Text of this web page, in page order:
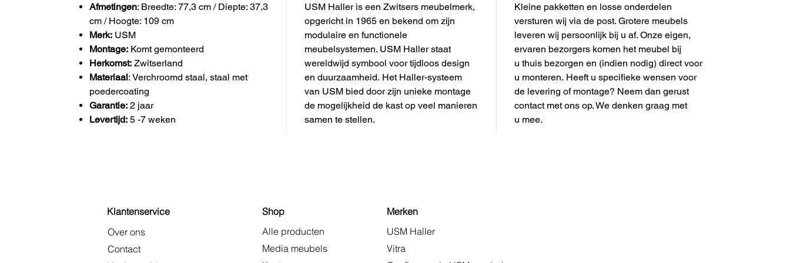
Afmetingen: Breedte: 77,3 cm / Diepte: 37,3
cm / Hoogte: 109 cm
Merk: USM
Montage: Komt gemonteerd
Herkomst: Zwitserland
Materiaal: Verchroomd staal, staal met
poedercoating
Garantie: 2 jaar
Levertijd: 5 -7 weken
USM Haller is een Zwitsers meubelmerk,
opgericht in 1965 en bekend om zijn
modulaire en functionele
meubelsystemen. USM Haller staat
wereldwijd symbool voor tijdloos design
en duurzaamheid. Het Haller-systeem
van USM bied door zijn unieke montage
de mogelijkheid de kast op veel manieren
samen te stellen.
Kleine pakketten en losse onderdelen
versturen wij via de post. Grotere meubels
leveren wij persoonlijk bij u af. Onze eigen,
ervaren bezorgers komen het meubel bij
u thuis bezorgen en (indien nodig) direct voor
u monteren. Heeft u specifieke wensen voor
de levering of montage? Neem dan gerust
contact met ons op. We denken graag met
u mee.
Klantenservice Shop
Merken
Over ons
Contact
USM Haller
Vitra
Alle producten
Media meubels